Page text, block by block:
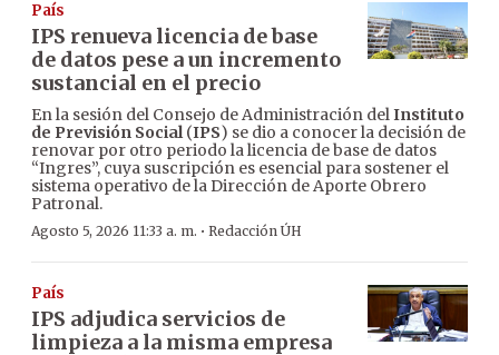
País
IPS renueva licencia de base
de datos pese a un incremento
sustancial en el precio
En la sesión del Consejo de Administración delInstituto
de Previsión Social(IPS) se dio a conocer la decisión de
renovar por otro periodo la licencia de base de datos
“Ingres”, cuya suscripción es esencial para sostener el
sistema operativo de la Dirección de Aporte Obrero
Patronal.
Agosto 5, 2026 11:33 a. m. · Redacción ÚH
País
IPS adjudica servicios de
limpieza a la misma empresa